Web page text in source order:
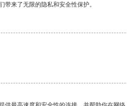
带来了无限的隐私和安全性保护。